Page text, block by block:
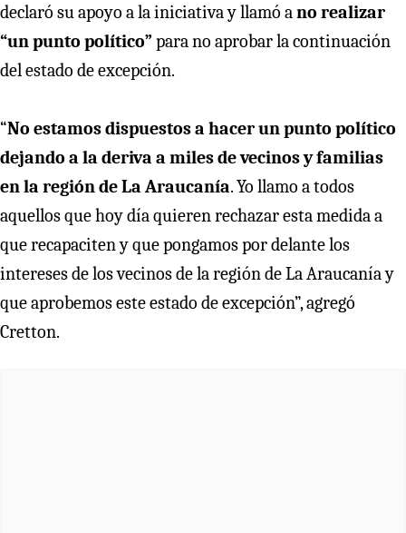
declaró su apoyo a la iniciativa y llamó a no realizar
“un punto político” para no aprobar la continuación
del estado de excepción.
“No estamos dispuestos a hacer un punto político
dejando a la deriva a miles de vecinos y familias
en la región de La Araucanía. Yo llamo a todos
aquellos que hoy día quieren rechazar esta medida a
que recapaciten y que pongamos por delante los
intereses de los vecinos de la región de La Araucanía y
que aprobemos este estado de excepción”, agregó
Cretton.